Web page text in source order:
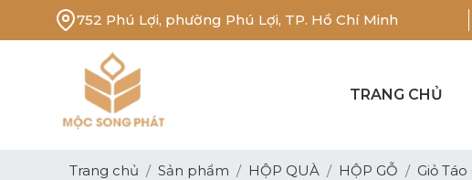
752 Phú Lợi, phường Phú Lợi, TP. Hồ Chí Minh
TRANG CHỦ
Trang chủ Sản phẩm HỘP QUÀ HỘP GỖ Giỏ